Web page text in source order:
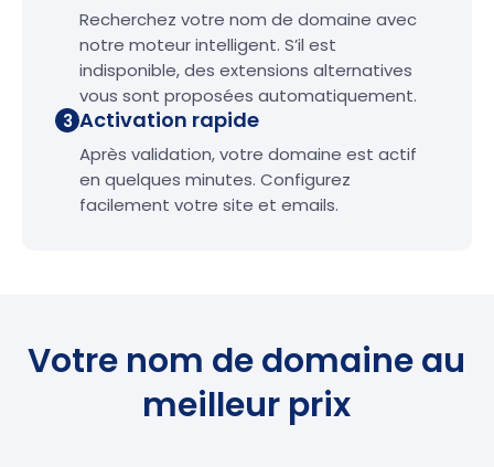
Recherchez votre nom de domaine avec
notre moteur intelligent. S’il est
indisponible, des extensions alternatives
vous sont proposées automatiquement.
3 Activation rapide
Après validation, votre domaine est actif
en quelques minutes. Configurez
facilement votre site et emails.
Votre nom de domaine au
meilleur prix